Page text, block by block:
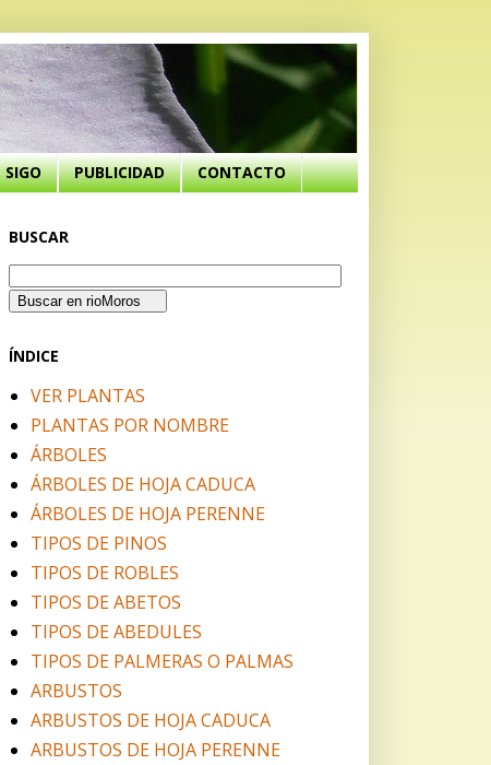
SIGO PUBLICIDAD CONTACTO
BUSCAR
ÍNDICE
VER PLANTAS
PLANTAS POR NOMBRE
ÁRBOLES
ÁRBOLES DE HOJA CADUCA
ÁRBOLES DE HOJA PERENNE
TIPOS DE PINOS
TIPOS DE ROBLES
TIPOS DE ABETOS
TIPOS DE ABEDULES
TIPOS DE PALMERAS O PALMAS
ARBUSTOS
ARBUSTOS DE HOJA CADUCA
ARBUSTOS DE HOJA PERENNE